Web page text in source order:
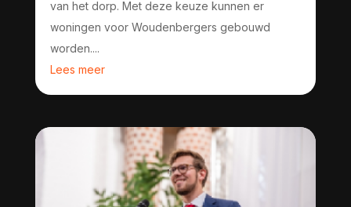
van het dorp. Met deze keuze kunnen er
woningen voor Woudenbergers gebouwd
worden....
Lees meer